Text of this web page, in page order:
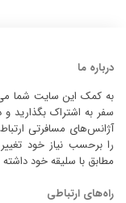
درباره ما
به کمک این سایت شما می
سفر به اشتراک بگذارید و
آژانس‌های مسافرتی
را برحسب نیاز خود
مطابق با سلیقه خود داشته
راه‌های ارتباطی